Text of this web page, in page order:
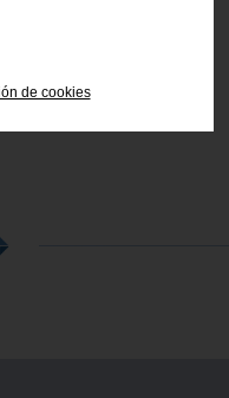
de cookies